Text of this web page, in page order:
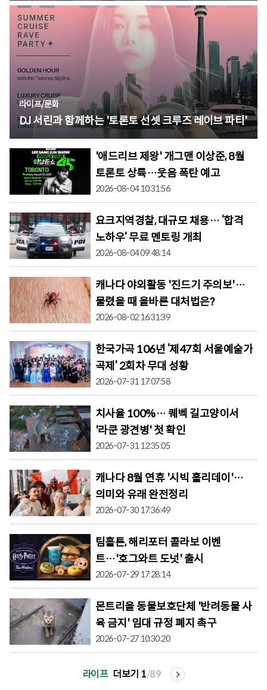
라이프/문화
DJ 서린과 함께하는 '토론토 선셋 크루즈 레이브 파티'
'애드리브 제왕' 개그맨 이상준, 8월
토론토 상륙…웃음 폭탄 예고
2026-08-04 10:31:56
요크지역경찰, 대규모 채용… ‘합격
노하우’ 무료 멘토링 개최
2026-08-04 09:48:14
캐나다 야외활동 '진드기 주의보'…
물렸을 때 올바른 대처법은?
2026-08-02 16:31:39
한국가곡 106년 ‘제47회 서울예술가
곡제’ 2회차 무대 성황
2026-07-31 17:07:58
치사율 100%… 퀘벡 길고양이서
'라쿤 광견병' 첫 확인
2026-07-31 12:35:05
캐나다 8월 연휴 '시빅 홀리데이'…
의미와 유래 완전정리
2026-07-30 17:36:49
팀홀튼, 해리포터 콜라보 이벤
트…'호그와트 도넛' 출시
2026-07-29 17:28:14
몬트리올 동물보호단체 '반려동물 사
육 금지' 임대 규정 폐지 촉구
2026-07-27 10:30:20
라이프 더보기 1/89